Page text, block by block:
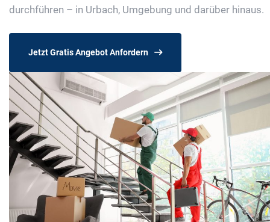
durchführen – in Urbach, Umgebung und darüber hinaus.
Jetzt Gratis Angebot Anfordern